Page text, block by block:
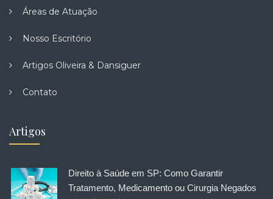
Áreas de Atuação
Nosso Escritório
Artigos Oliveira & Dansiguer
Contato
Artigos
Direito à Saúde em SP: Como Garantir
Tratamento, Medicamento ou Cirurgia Negados